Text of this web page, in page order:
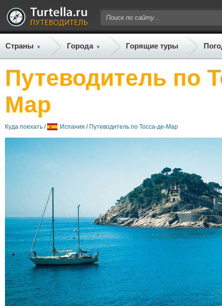
Страны Города Горящие туры
Путеводитель по
Мар
Куда поехать / Испания / Путеводитель по Тосса-де-Мар